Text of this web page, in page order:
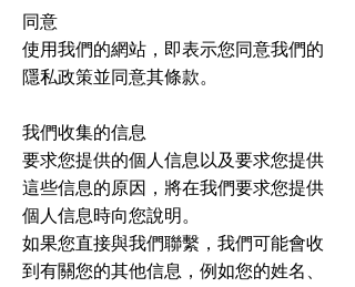
同意
使用我們的網站，即表示您同意我們的
隱私政策並同意其條款。
我們收集的信息
要求您提供的個人信息以及要求您提供
這些信息的原因，將在我們要求您提供
個人信息時向您說明。
如果您直接與我們聯繫，我們可能會收
到有關您的其他信息，例如您的姓名、